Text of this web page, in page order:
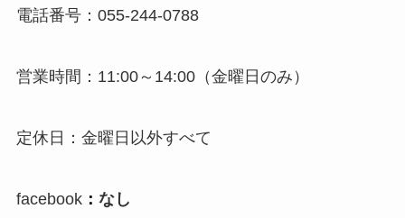
電話番号：055-244-0788
営業時間：11:00～14:00（金曜日のみ）
定休日：金曜日以外すべて
facebook： なし